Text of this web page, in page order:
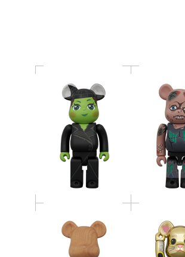
Avenger
BE@RBRICK カリモク
ヤマザクラ 200％
Portable
Speaker
400